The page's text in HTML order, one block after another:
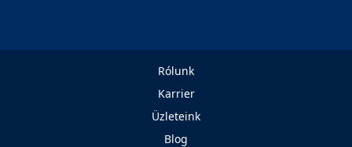
Rólunk
Karrier
Üzleteink
Blog